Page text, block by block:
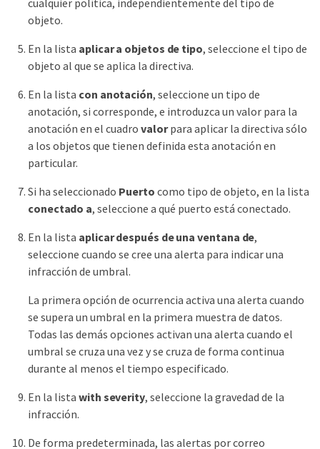
cualquier política, independientemente del tipo de
objeto.
En la lista aplicar a objetos de tipo, seleccione el tipo de
objeto al que se aplica la directiva.
En la lista con anotación, seleccione un tipo de
anotación, si corresponde, e introduzca un valor para la
anotación en el cuadro valorpara aplicar la directiva sólo
a los objetos que tienen definida esta anotación en
particular.
Si ha seleccionado Puerto como tipo de objeto, en la lista
conectado a, seleccione a qué puerto está conectado.
En la lista aplicar después de una ventana de,
seleccione cuando se cree una alerta para indicar una
infracción de umbral.
La primera opción de ocurrencia activa una alerta cuando
se supera un umbral en la primera muestra de datos.
Todas las demás opciones activan una alerta cuando el
umbral se cruza una vez y se cruza de forma continua
durante al menos el tiempo especificado.
En la lista with severity, seleccione la gravedad de la
infracción.
De forma predeterminada, las alertas por correo